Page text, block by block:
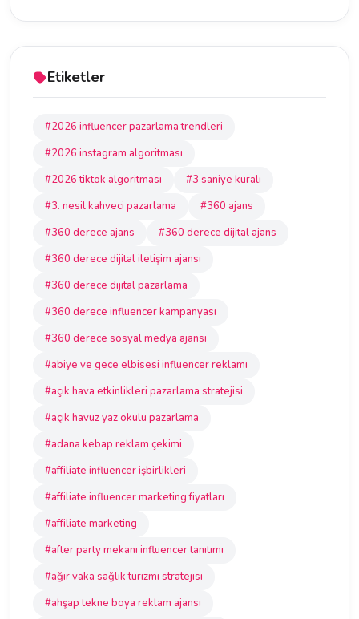
Etiketler
#2026 influencer pazarlama trendleri
#2026 instagram algoritması
#2026 tiktok algoritması
#3 saniye kuralı
#3. nesil kahveci pazarlama
#360 ajans
#360 derece ajans
#360 derece dijital ajans
#360 derece dijital iletişim ajansı
#360 derece dijital pazarlama
#360 derece influencer kampanyası
#360 derece sosyal medya ajansı
#abiye ve gece elbisesi influencer reklamı
#açık hava etkinlikleri pazarlama stratejisi
#açık havuz yaz okulu pazarlama
#adana kebap reklam çekimi
#affiliate influencer işbirlikleri
#affiliate influencer marketing fiyatları
#affiliate marketing
#after party mekanı influencer tanıtımı
#ağır vaka sağlık turizmi stratejisi
#ahşap tekne boya reklam ajansı